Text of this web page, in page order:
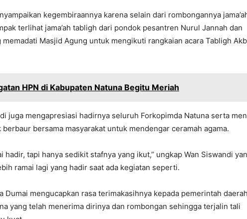
kegembiraannya karena selain dari rombongannya
terlihat jama’ah tabligh dari pondok pesantren Nurul Jannah dan
memadati Masjid Agung untuk mengikuti rangkaian acara Tabligh
HPN di Kabupaten Natuna Begitu Meriah
juga mengapresiasi hadirnya seluruh Forkopimda Natuna serta
bersama masyarakat untuk mendengar ceramah agama.
hadir, tapi hanya sedikit stafnya yang ikut,” ungkap Wan Siswandi
ramai lagi yang hadir saat ada kegiatan seperti.
Dumai mengucapkan rasa terimakasihnya kepada pemerintah daerah
yang telah menerima dirinya dan rombongan sehingga terjalin tali